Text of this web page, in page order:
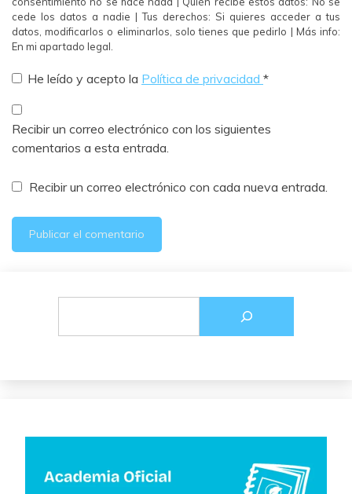
cede los datos a nadie | Tus derechos: Si quieres acceder a tus
datos, modificarlos o eliminarlos, solo tienes que pedirlo | Más info:
En mi apartado legal.
He leído y acepto la Política de privacidad *
Recibir un correo electrónico con los siguientes
comentarios a esta entrada.
Recibir un correo electrónico con cada nueva entrada.